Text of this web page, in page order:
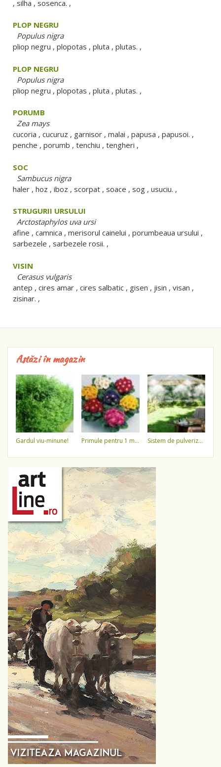
, silha , sosenca. ,
PLOP NEGRU
Populus nigra
pliop negru , plopotas , pluta , plutas. ,
PLOP NEGRU
Populus nigra
pliop negru , plopotas , pluta , plutas. ,
PORUMB
Zea mays
cucoria , cucuruz , garnisor , malai , papusa , papusoi. ,
penche , porumb , tenchiu , tengheri ,
SOC
Sambucus nigra
haler , hoz , iboz , scorpat , soace , sog , usuciu. ,
STRUGURII URSULUI
Arctostaphylos uva ursi
afine , camnica , merisorul cainelui , porumbeaua ursului ,
sarbezele , sarbezele rosii. ,
VISIN
Cerasus vulgaris
antep , cires amar , cires salbatic , gisen , jisin , visan ,
zisinar. ,
Astăzi în magazin
gardul viu-minune! primule pentru 1 martie 3,5 lei / ghiveci !!!! sistem de pulverizare a apei